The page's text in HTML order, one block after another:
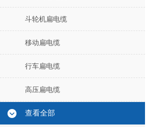
斗轮机扁电缆
移动扁电缆
行车扁电缆
高压扁电缆
查看全部